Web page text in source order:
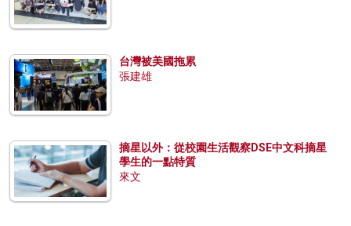
台灣被美國拖累
張建雄
摘星以外：從校園生活觀察DSE中文科摘星
學生的一點特質
來文